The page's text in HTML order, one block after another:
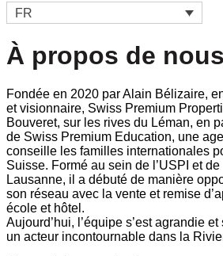
FR
À propos de nous
Fondée en 2020 parAlain Bélizaire,
et visionnaire, Swiss Premium
Bouveret, sur les rives du Léman, en
de Swiss Premium Education, une
conseille les familles internationales
Suisse. Formé au sein de l’USPI et
Lausanne, il a débuté de manière
son réseau avec la vente et remise
école et hôtel.
Aujourd’hui, l’équipe s’est agrandie
un acteur incontournable dans la